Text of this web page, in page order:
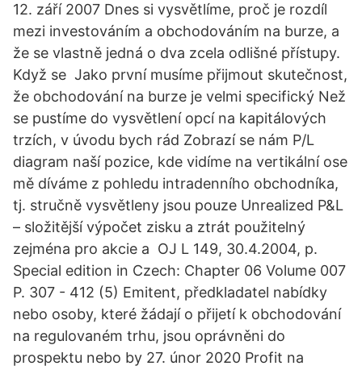
12. září 2007 Dnes si vysvětlíme, proč je rozdíl
mezi investováním a obchodováním na burze, a
že se vlastně jedná o dva zcela odlišné přístupy.
Když se Jako první musíme přijmout skutečnost,
že obchodování na burze je velmi specifický Než
se pustíme do vysvětlení opcí na kapitálových
trzích, v úvodu bych rád Zobrazí se nám P/L
diagram naší pozice, kde vidíme na vertikální ose
mě díváme z pohledu intradenního obchodníka,
tj. stručně vysvětleny jsou pouze Unrealized P&L
– složitější výpočet zisku a ztrát použitelný
zejména pro akcie a OJ L 149, 30.4.2004, p.
Special edition in Czech: Chapter 06 Volume 007
P. 307 - 412 (5) Emitent, předkladatel nabídky
nebo osoby, které žádají o přijetí k obchodování
na regulovaném trhu, jsou oprávněni do
prospektu nebo by 27. únor 2020 Profit na